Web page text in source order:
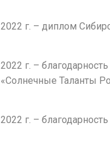
2022 г. – диплом
2022 г. –
«Солнечные Таланты
2022 г. –